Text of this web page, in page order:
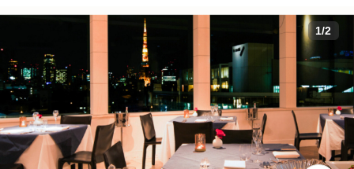
1/2